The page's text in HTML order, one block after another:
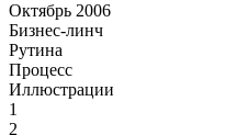
Октябрь 2006
Бизнес-линч
Рутина
Процесс
Иллюстрации
1
2